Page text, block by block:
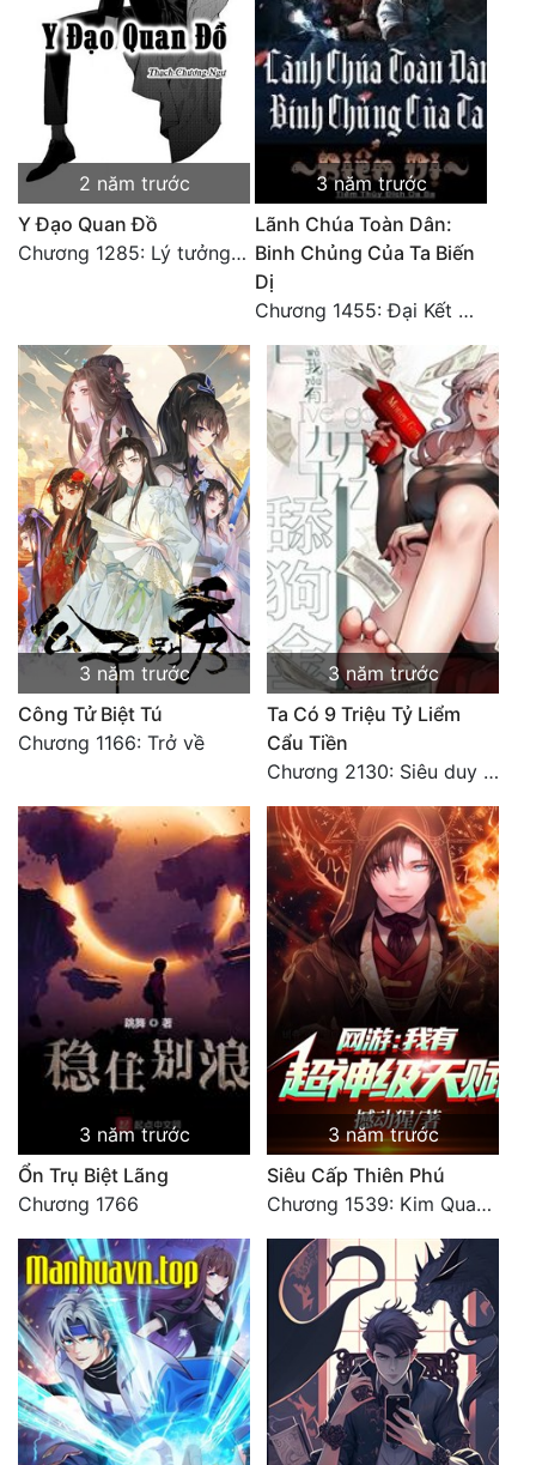
2 năm trước
Y Đạo Quan Đồ
Chương 1285: Lý tưởng quốc
3 năm trước
Lãnh Chúa Toàn Dân:
Binh Chủng Của Ta Biến
Dị
Chương 1455: Đại Kết Cục (2)
3 năm trước
Công Tử Biệt Tú
Chương 1166: Trở về
3 năm trước
Ta Có 9 Triệu Tỷ Liểm
Cẩu Tiền
Chương 2130: Siêu duy phàm thể sinh ra
3 năm trước
Ổn Trụ Biệt Lãng
Chương 1766
3 năm trước
Siêu Cấp Thiên Phú
Chương 1539: Kim Quang Kiếm Tôn